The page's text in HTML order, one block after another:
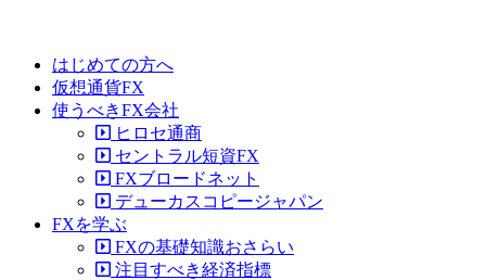
はじめての方へ
仮想通貨FX
使うべきFX会社
ヒロセ通商
セントラル短資FX
FXブロードネット
デューカスコピージャパン
FXを学ぶ
FXの基礎知識おさらい
注目すべき経済指標